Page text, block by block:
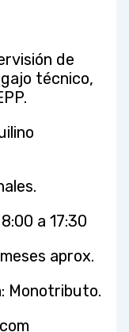
de
técnico,
a 17:30
aprox.
Monotributo.